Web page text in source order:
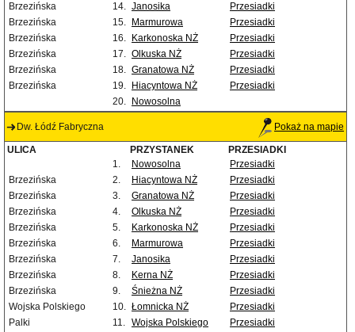
Brzezińska
14. Janosika
Przesiadki
Brzezińska
15. Marmurowa
Przesiadki
Brzezińska
16. Karkonoska NŻ
Przesiadki
Brzezińska
17. Olkuska NŻ
Przesiadki
Brzezińska
18. Granatowa NŻ
Przesiadki
Brzezińska
19. Hiacyntowa NŻ
Przesiadki
20.
Nowosolna
Dw. Łódź Fabryczna Pokaż na mapie
ULICA PRZYSTANEK
PRZESIADKI
1.
Nowosolna
Przesiadki
Brzezińska
2. Hiacyntowa NŻ
Przesiadki
Brzezińska
3. Granatowa NŻ
Przesiadki
Brzezińska
4. Olkuska NŻ
Przesiadki
Brzezińska
5. Karkonoska NŻ
Przesiadki
Brzezińska
6. Marmurowa
Przesiadki
Brzezińska
7. Janosika
Przesiadki
Brzezińska
8. Kerna NŻ
Przesiadki
Brzezińska
9. Śnieżna NŻ
Przesiadki
Wojska Polskiego
10. Łomnicka NŻ
Przesiadki
Palki
11. Wojska Polskiego Przesiadki